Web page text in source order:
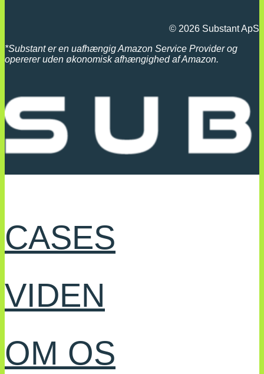
© 2026 Substant ApS
*Substant er en uafhængig Amazon Service Provider og
opererer uden økonomisk afhængighed af Amazon.
CASES
VIDEN
OM OS